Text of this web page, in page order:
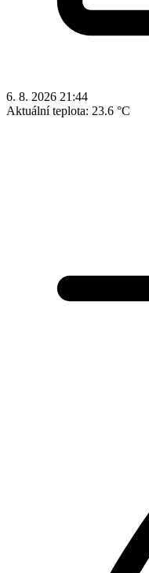
6. 8. 2026 21:44
Aktuální teplota: 23.6 °C